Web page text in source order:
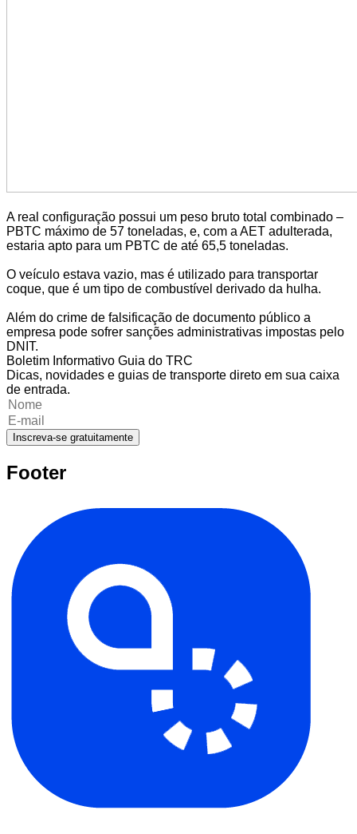
A real configuração possui um peso bruto total combinado –
PBTC máximo de 57 toneladas, e, com a AET adulterada,
estaria apto para um PBTC de até 65,5 toneladas.
O veículo estava vazio, mas é utilizado para transportar
coque, que é um tipo de combustível derivado da hulha.
Além do crime de falsificação de documento público a
empresa pode sofrer sanções administrativas impostas pelo
DNIT.
Boletim Informativo Guia do TRC
Dicas, novidades e guias de transporte direto em sua caixa
de entrada.
Inscreva-se gratuitamente
Footer